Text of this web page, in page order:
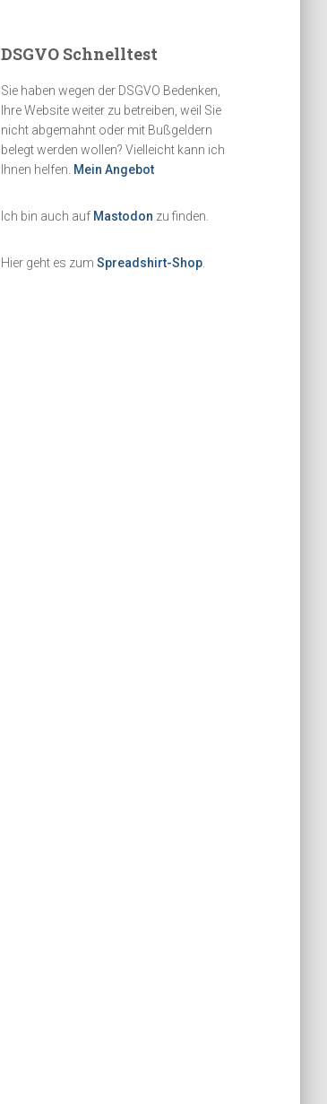
DSGVO Schnelltest
Sie haben wegen der DSGVO Bedenken,
Ihre Website weiter zu betreiben, weil Sie
nicht abgemahnt oder mit Bußgeldern
belegt werden wollen? Vielleicht kann ich
Ihnen helfen. Mein Angebot
Ich bin auch auf Mastodon zu finden.
Hier geht es zum Spreadshirt-Shop.